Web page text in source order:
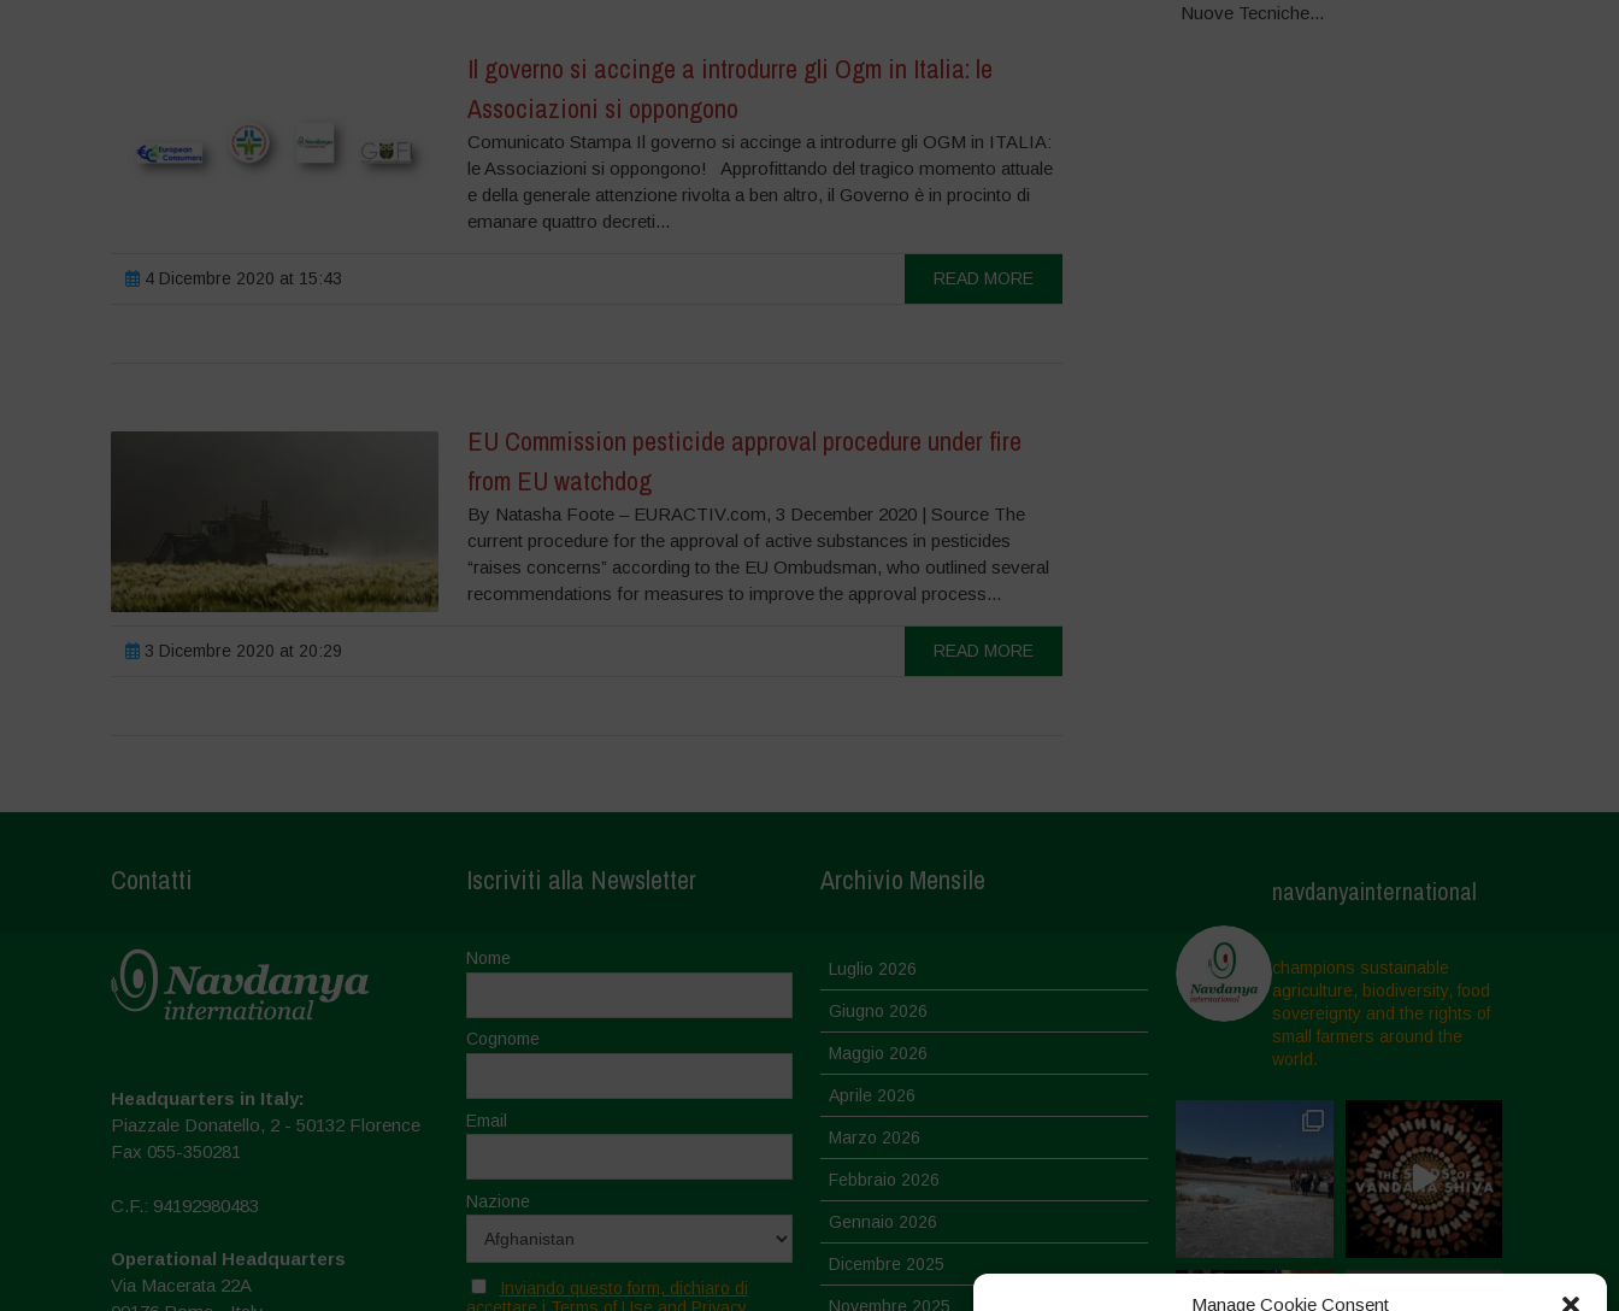
Manage Cookie Consent
Il governo si accinge a introdurre gli Ogm in Italia: le
Associazioni si oppongono
Comunicato Stampa Il governo si accinge a introdurre gli OGM in ITALIA:
le Associazioni si oppongono! Approfittando del tragico momento attuale
e della generale attenzione rivolta a ben altro, il Governo è in procinto di
emanare quattro decreti...
4 Dicembre 2020 at 15:43 READ MORE
EU Commission pesticide approval procedure under fire
from EU watchdog
By Natasha Foote – EURACTIV.com, 3 December 2020 | Source The
current procedure for the approval of active substances in pesticides
“raises concerns” according to the EU Ombudsman, who outlined several
recommendations for measures to improve the approval process...
3 Dicembre 2020 at 20:29 READ MORE
Nuove Tecniche...
Contatti
Headquarters in Italy:
Piazzale Donatello, 2 - 50132 Florence
Fax 055-350281
C.F.: 94192980483
Operational Headquarters
Via Macerata 22A
Iscriviti alla Newsletter
Nome
Cognome
Email
Nazione
Inviando questo form, dichiaro di
Archivio Mensile
Luglio 2026
Giugno 2026
Maggio 2026
Aprile 2026
Marzo 2026
Febbraio 2026
Gennaio 2026
Dicembre 2025
Novembre 2025
navdanyainternational
champions sustainable
agriculture, biodiversity, food
sovereignty and the rights of
small farmers around the
world.